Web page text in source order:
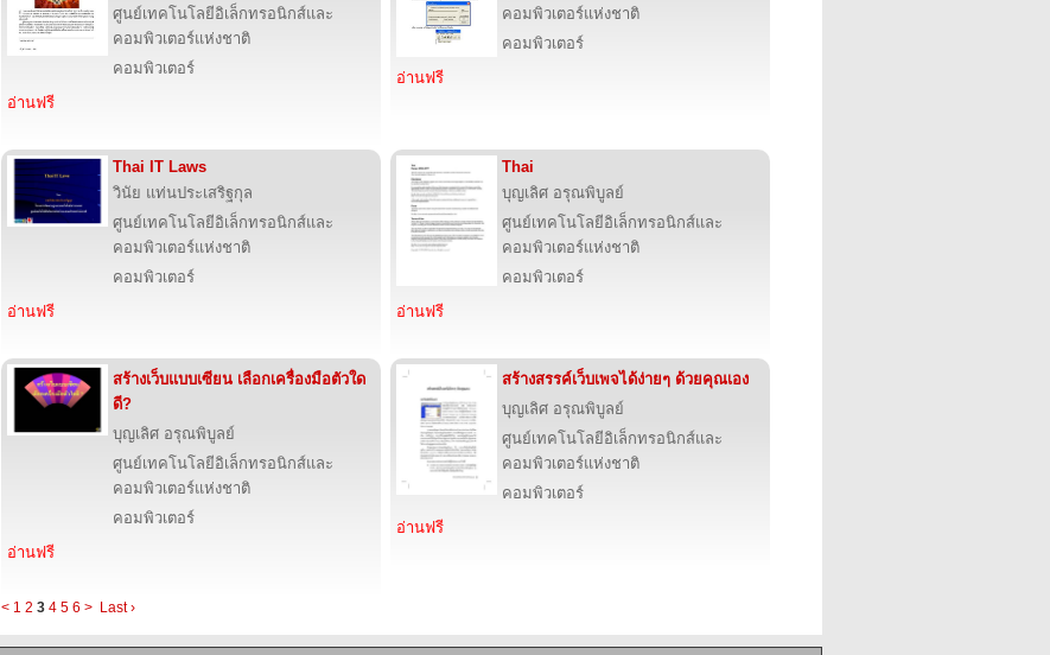
ศูนย์เทคโนโลยีอิเล็กทรอนิกส์และ
คอมพิวเตอร์แห่งชาติ
คอมพิวเตอร์
อ่านฟรี
คอมพิวเตอร์แห่งชาติ
คอมพิวเตอร์
อ่านฟรี
Thai IT Laws
วินัย แท่นประเสริฐกุล
ศูนย์เทคโนโลยีอิเล็กทรอนิกส์และ
คอมพิวเตอร์แห่งชาติ
คอมพิวเตอร์
อ่านฟรี
Thai
บุญเลิศ อรุณพิบูลย์
ศูนย์เทคโนโลยีอิเล็กทรอนิกส์และ
คอมพิวเตอร์แห่งชาติ
คอมพิวเตอร์
อ่านฟรี
สร้างเว็บแบบเซียน เลือกเครื่องมือตัวใด
ดี?
บุญเลิศ อรุณพิบูลย์
ศูนย์เทคโนโลยีอิเล็กทรอนิกส์และ
คอมพิวเตอร์แห่งชาติ
คอมพิวเตอร์
อ่านฟรี
สร้างสรรค์เว็บเพจได้ง่ายๆ ด้วยคุณเอง
บุญเลิศ อรุณพิบูลย์
ศูนย์เทคโนโลยีอิเล็กทรอนิกส์และ
คอมพิวเตอร์แห่งชาติ
คอมพิวเตอร์
อ่านฟรี
< 1 2 3 4 5 6 > Last ›